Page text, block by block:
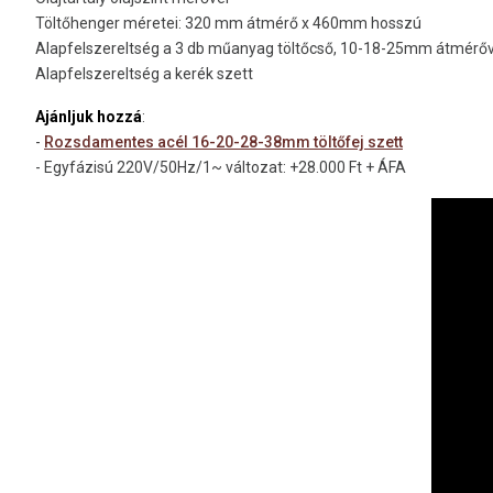
Töltőhenger méretei: 320 mm átmérő x 460mm hosszú
Alapfelszereltség a 3 db műanyag töltőcső, 10-18-25mm
Alapfelszereltség a kerék szett
Ajánljuk hozzá:
- Rozsdamentes acél 16-20-28-38mm töltőfej szett
- Egyfázisú 220V/50Hz/1~ változat: +28.000 Ft + ÁFA